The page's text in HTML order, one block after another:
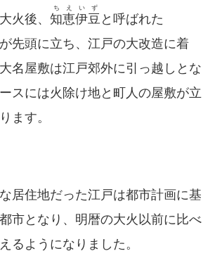
火後、 知恵伊豆
ちえいず
と呼ばれた
が先頭に立ち、江戸の大改造に着
名屋敷は江戸郊外に引っ越しとな
スには火除け地と町人の屋敷が立
ます。
居住地だった江戸は都市計画に基
市となり、明暦の大火以前に比べ
るようになりました。